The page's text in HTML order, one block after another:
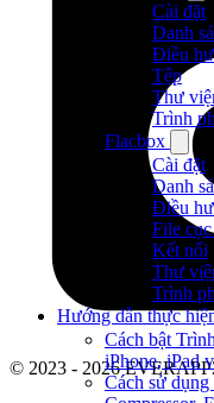
Cài đặt
Danh
Điều
Tệp
Thư
Trình
Flacbox
Cài đặt
Danh
Điều
File
Kết nối
Thư
Trình
Hướng dẫn thực
Cách bật
iPhone, iPad
Cách sử
© 2023 - 2026